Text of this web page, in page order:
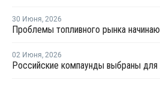
30 Июня, 2026
02 Июня, 2026